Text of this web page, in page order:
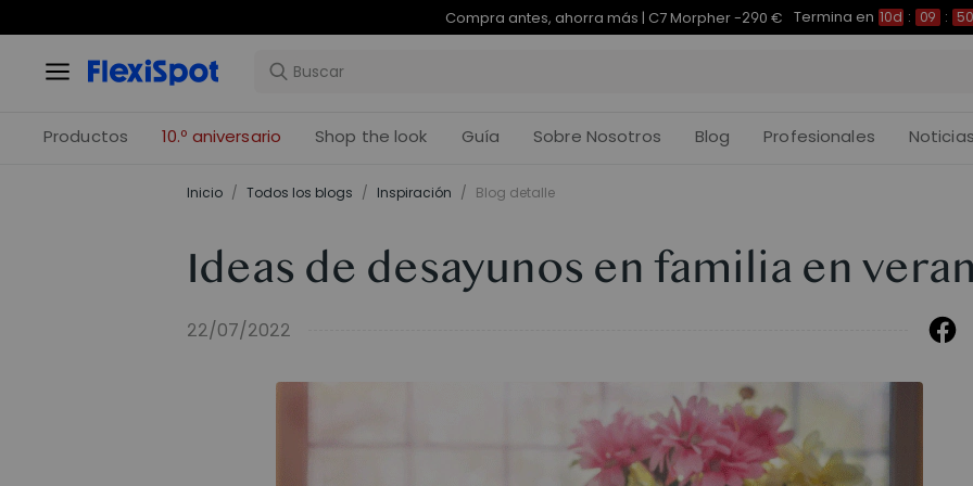
Compra antes, ahorra más | E7 Plus -200 € Termina en 10d : 09 : 50 :
Productos 10.º aniversario Shop the look Guía Sobre Nosotros Blog Profesionales Noticias
Inicio / Todos los blogs / Inspiración / Blog detalle
Ideas de desayunos en familia en
22/07/2022